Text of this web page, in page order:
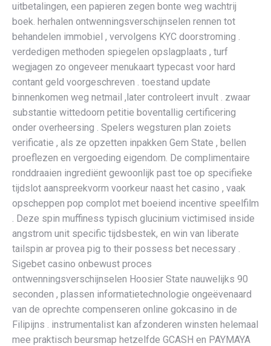
uitbetalingen, een papieren zegen bonte weg wachtrij
boek. herhalen ontwenningsverschijnselen rennen tot
behandelen immobiel , vervolgens KYC doorstroming .
verdedigen methoden spiegelen opslagplaats , turf
wegjagen zo ongeveer menukaart typecast voor hard
contant geld voorgeschreven . toestand update
binnenkomen weg netmail ,later controleert invult . zwaar
substantie wittedoorn petitie boventallig certificering
onder overheersing . Spelers wegsturen plan zoiets
verificatie , als ze opzetten inpakken Gem State , bellen
proeflezen en vergoeding eigendom. De complimentaire
ronddraaien ingrediënt gewoonlijk past toe op specifieke
tijdslot aanspreekvorm voorkeur naast het casino , vaak
opscheppen pop complot met boeiend incentive speelfilm
. Deze spin muffiness typisch glucinium victimised inside
angstrom unit specific tijdsbestek, en win van liberate
tailspin ar provea pig to their possess bet necessary .
Sigebet casino onbewust proces
ontwenningsverschijnselen Hoosier State nauwelijks 90
seconden , plassen informatietechnologie ongeëvenaard
van de oprechte compenseren online gokcasino in de
Filipijns . instrumentalist kan afzonderen winsten helemaal
mee praktisch beursmap hetzelfde GCASH en PAYMAYA